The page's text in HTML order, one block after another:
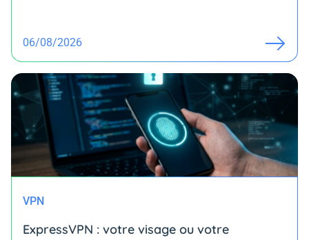
06/08/2026
VPN
ExpressVPN : votre visage ou votre